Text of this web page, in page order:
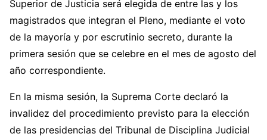
Superior de Justicia será elegida de entre las y los
magistrados que integran el Pleno, mediante el voto
de la mayoría y por escrutinio secreto, durante la
primera sesión que se celebre en el mes de agosto del
año correspondiente.
En la misma sesión, la Suprema Corte declaró la
invalidez del procedimiento previsto para la elección
de las presidencias del Tribunal de Disciplina Judicial